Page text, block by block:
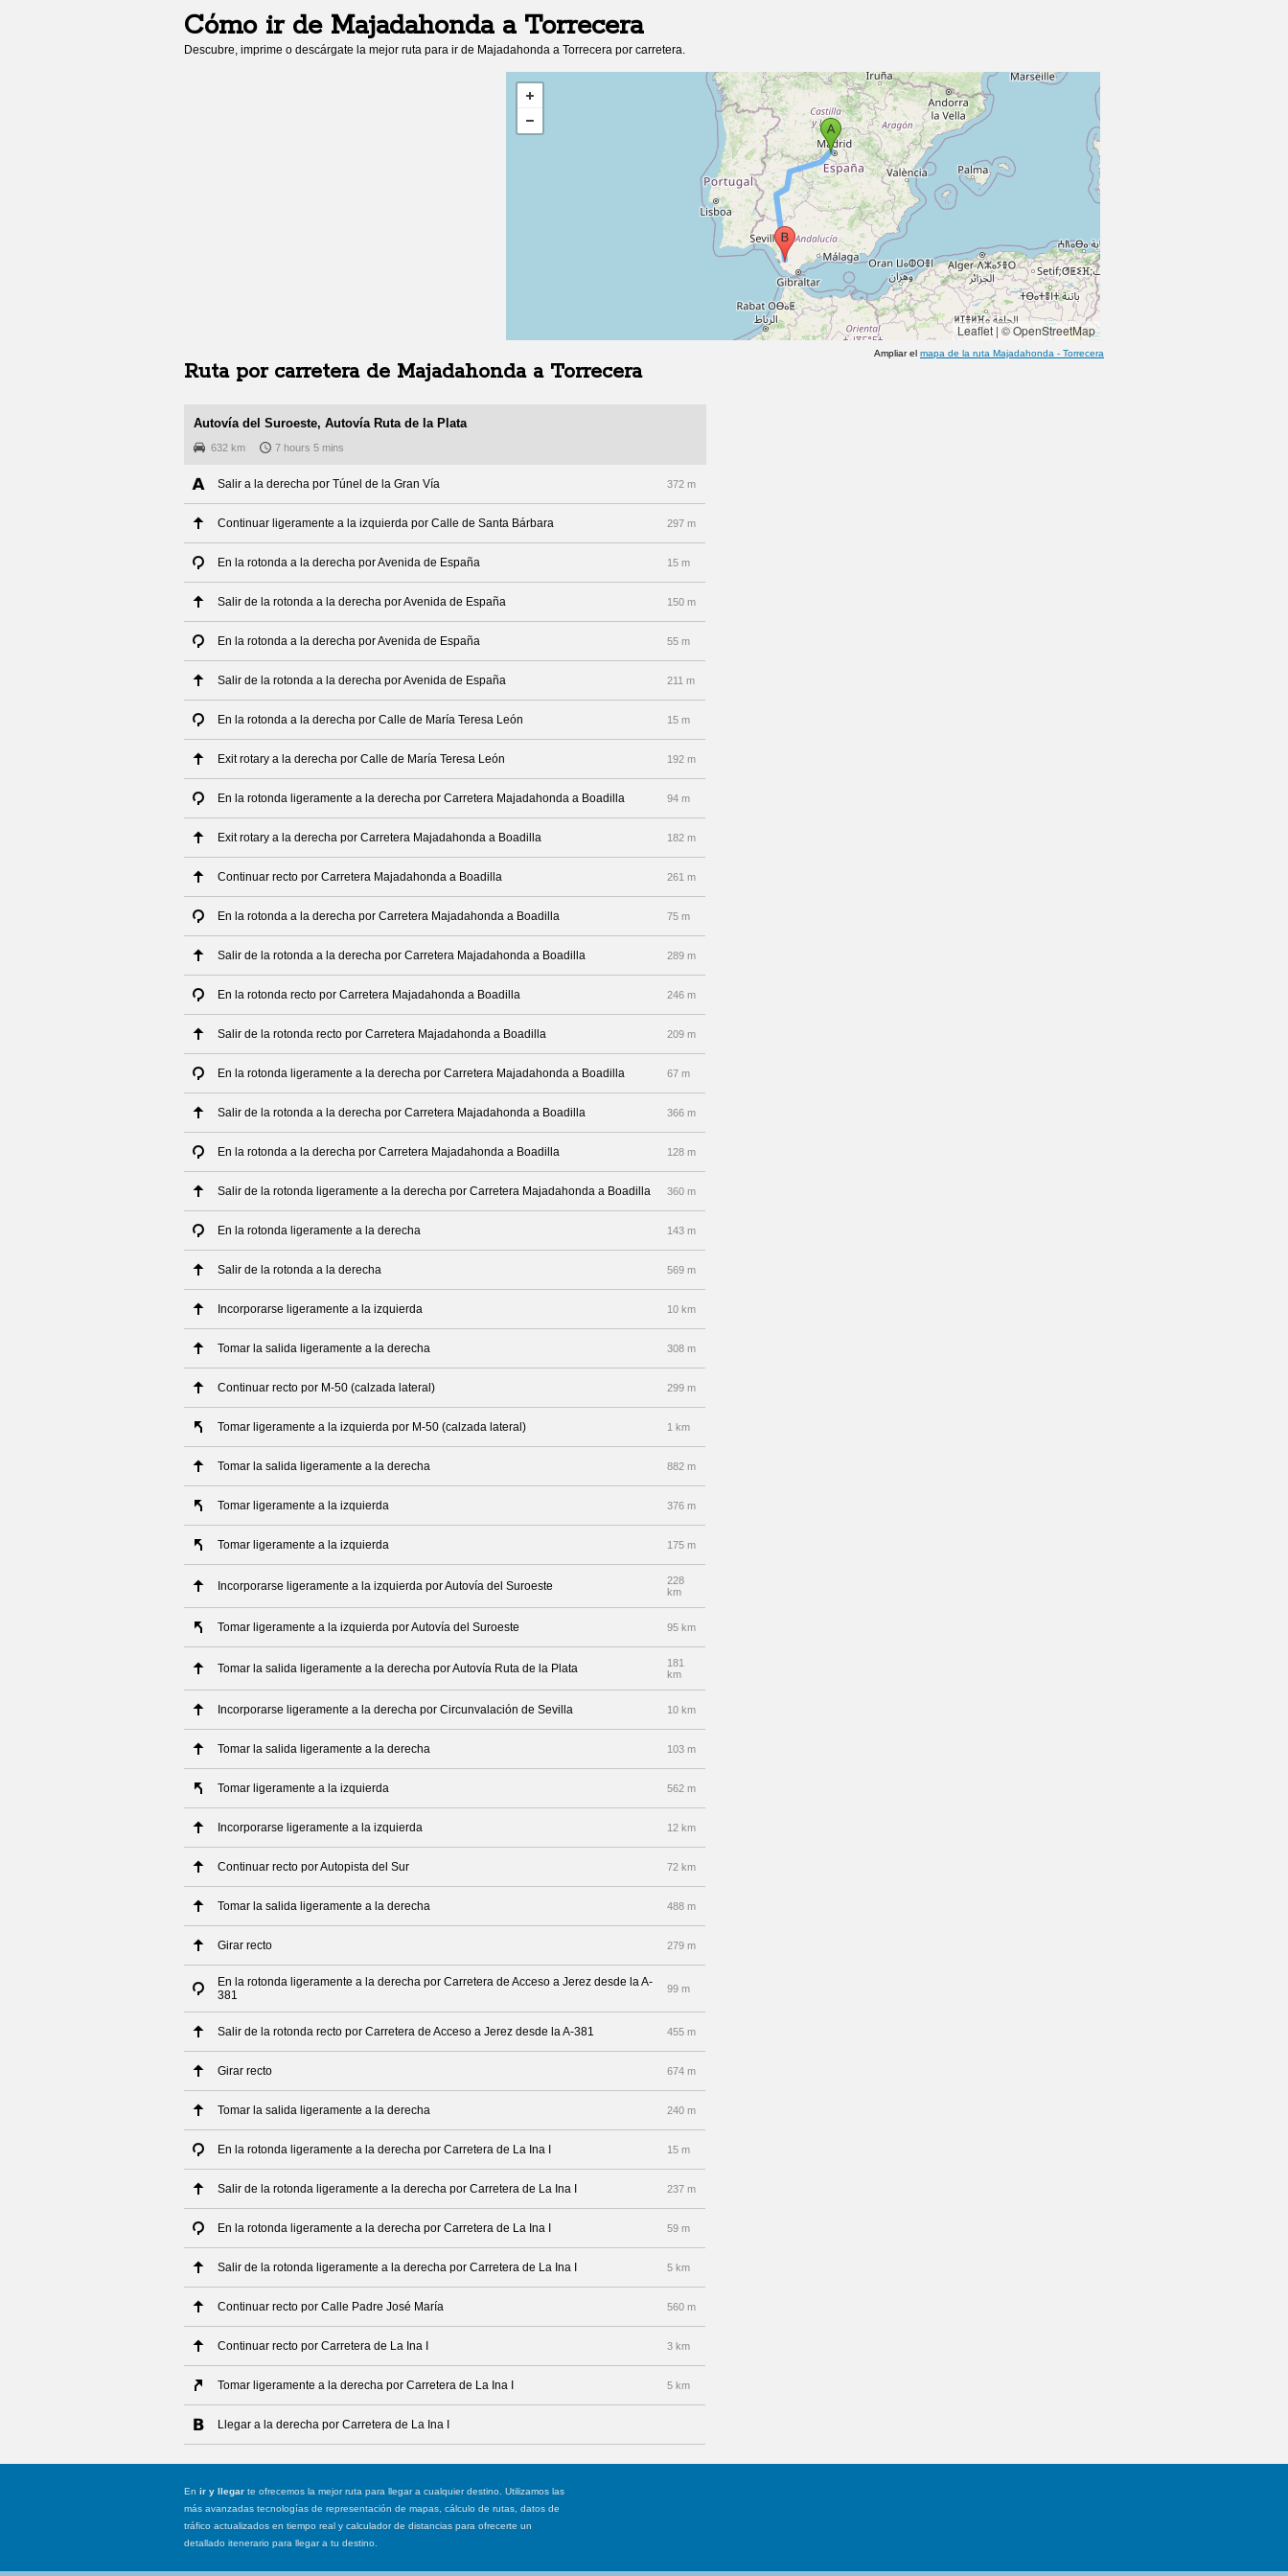
Cómo ir de Majadahondaa Torrecera
Descubre, imprime o descárgate la mejor ruta para ir de Majadahonda a Torrecera por carretera.
Leaflet | © OpenStreetMap
Ampliar el mapa de la ruta Majadahonda - Torrecera
Ruta por carretera de Majadahondaa Torrecera
Autovía del Suroeste, Autovía Ruta de la Plata
632 km 7 hours 5 mins
Salir a la derecha por Túnel de la Gran Vía 372 m
Continuar ligeramente a la izquierda por Calle de Santa Bárbara 297 m
En la rotonda a la derecha por Avenida de España 15 m
Salir de la rotonda a la derecha por Avenida de España 150 m
En la rotonda a la derecha por Avenida de España 55 m
Salir de la rotonda a la derecha por Avenida de España 211 m
En la rotonda a la derecha por Calle de María Teresa León 15 m
Exit rotary a la derecha por Calle de María Teresa León 192 m
En la rotonda ligeramente a la derecha por Carretera Majadahonda a Boadilla 94 m
Exit rotary a la derecha por Carretera Majadahonda a Boadilla 182 m
Continuar recto por Carretera Majadahonda a Boadilla 261 m
En la rotonda a la derecha por Carretera Majadahonda a Boadilla 75 m
Salir de la rotonda a la derecha por Carretera Majadahonda a Boadilla 289 m
En la rotonda recto por Carretera Majadahonda a Boadilla 246 m
Salir de la rotonda recto por Carretera Majadahonda a Boadilla 209 m
En la rotonda ligeramente a la derecha por Carretera Majadahonda a Boadilla 67 m
Salir de la rotonda a la derecha por Carretera Majadahonda a Boadilla 366 m
En la rotonda a la derecha por Carretera Majadahonda a Boadilla 128 m
Salir de la rotonda ligeramente a la derecha por Carretera Majadahonda a Boadilla 360 m
En la rotonda ligeramente a la derecha 143 m
Salir de la rotonda a la derecha 569 m
Incorporarse ligeramente a la izquierda 10 km
Tomar la salida ligeramente a la derecha 308 m
Continuar recto por M-50 (calzada lateral) 299 m
Tomar ligeramente a la izquierda por M-50 (calzada lateral) 1 km
Tomar la salida ligeramente a la derecha 882 m
Tomar ligeramente a la izquierda 376 m
Tomar ligeramente a la izquierda 175 m
Incorporarse ligeramente a la izquierda por Autovía del Suroeste
228
km
Tomar ligeramente a la izquierda por Autovía del Suroeste 95 km
Tomar la salida ligeramente a la derecha por Autovía Ruta de la Plata
181
km
Incorporarse ligeramente a la derecha por Circunvalación de Sevilla 10 km
Tomar la salida ligeramente a la derecha 103 m
Tomar ligeramente a la izquierda 562 m
Incorporarse ligeramente a la izquierda 12 km
Continuar recto por Autopista del Sur 72 km
Tomar la salida ligeramente a la derecha 488 m
Girar recto 279 m
En la rotonda ligeramente a la derecha por Carretera de Acceso a Jerez desde la A-
381
99 m
Salir de la rotonda recto por Carretera de Acceso a Jerez desde la A-381 455 m
Girar recto 674 m
Tomar la salida ligeramente a la derecha 240 m
En la rotonda ligeramente a la derecha por Carretera de La Ina I 15 m
Salir de la rotonda ligeramente a la derecha por Carretera de La Ina I 237 m
En la rotonda ligeramente a la derecha por Carretera de La Ina I 59 m
Salir de la rotonda ligeramente a la derecha por Carretera de La Ina I 5 km
Continuar recto por Calle Padre José María 560 m
Continuar recto por Carretera de La Ina I 3 km
Tomar ligeramente a la derecha por Carretera de La Ina I 5 km
Llegar a la derecha por Carretera de La Ina I
En ir y llegar te ofrecemos la mejor ruta para llegar a cualquier destino. Utilizamos las
más avanzadas tecnologías de representación de mapas, cálculo de rutas, datos de
tráfico actualizados en tiempo real y calculador de distancias para ofrecerte un
detallado itenerario para llegar a tu destino.